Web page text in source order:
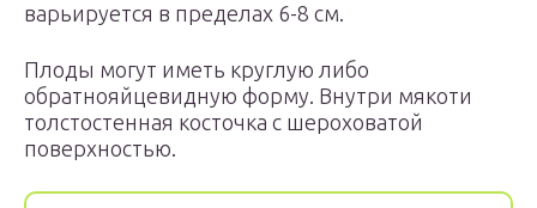
варьируется в пределах 6-8 см.
Плоды могут иметь круглую либо
обратнояйцевидную форму. Внутри мякоти
толстостенная косточка с шероховатой
поверхностью.